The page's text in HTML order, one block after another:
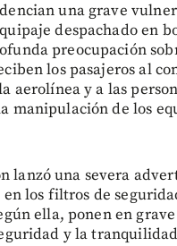
una grave
despachado en
preocupación
los pasajeros al
aerolínea y a las
manipulación de los
lanzó una severa
en los filtros de
ella, ponen en
y la